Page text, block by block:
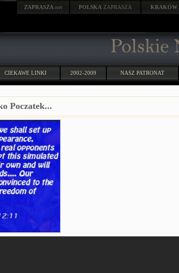
ZAPRASZA .net POLSKA ZAPRASZA KRAKÓW
CIEKAWE LINKI 2002-2009 NASZ PATRONAT
Poczatek...